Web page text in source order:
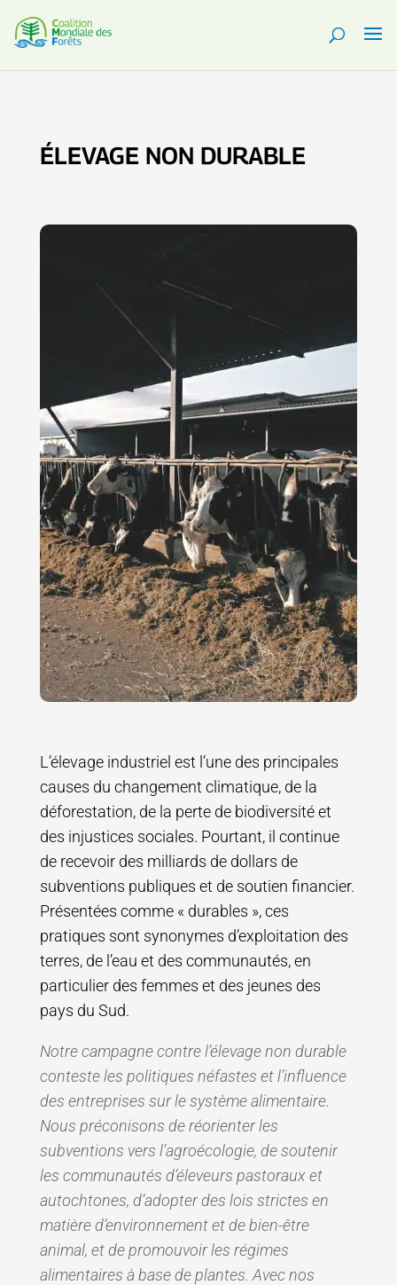
ÉLEVAGE NON DURABLE
L’élevage industriel est l’une des principales
causes du changement climatique, de la
déforestation, de la perte de biodiversité et
des injustices sociales. Pourtant, il continue
de recevoir des milliards de dollars de
subventions publiques et de soutien financier.
Présentées comme « durables », ces
pratiques sont synonymes d’exploitation des
terres, de l’eau et des communautés, en
particulier des femmes et des jeunes des
pays du Sud.
Notre campagne contre l’élevage non durable
conteste les politiques néfastes et l’influence
des entreprises sur le système alimentaire.
Nous préconisons de réorienter les
subventions vers l’agroécologie, de soutenir
les communautés d’éleveurs pastoraux et
autochtones, d’adopter des lois strictes en
matière d’environnement et de bien-être
animal, et de promouvoir les régimes
alimentaires à base de plantes. Avec nos